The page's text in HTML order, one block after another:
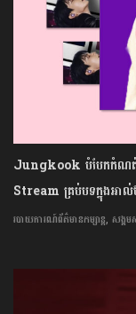
Jungkook បំបែកកំណត់ត្
Stream គ្រប់បទក្នុងអា
របាយការណ៍ព័ត៌មានកម្សាន្ត, សង្គ